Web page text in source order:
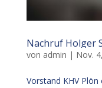
Nachruf Holger
von admin | Nov.
Vorstand KHV Plön